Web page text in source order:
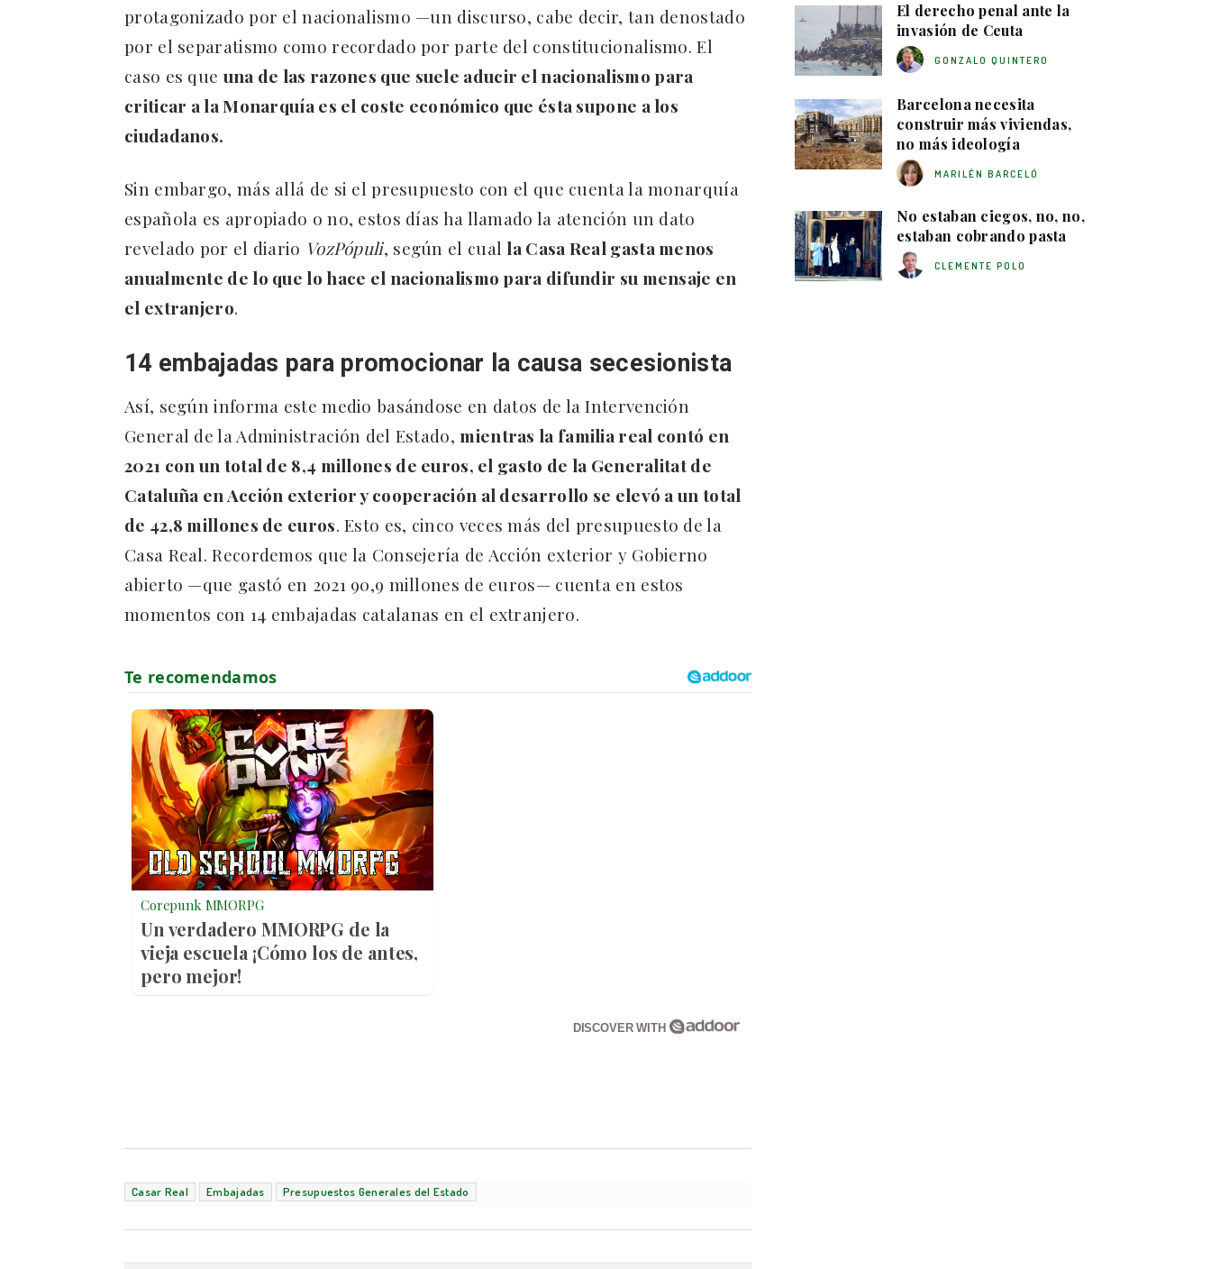
protagonizado por el nacionalismo —un discurso, cabe decir, tan denostado
por el separatismo como recordado por parte del constitucionalismo. El
caso es que una de las razones que suele aducir el nacionalismo para
criticar a la Monarquía es el coste económico que ésta supone a los
ciudadanos.
Sin embargo, más allá de si el presupuesto con el que cuenta la monarquía
española es apropiado o no, estos días ha llamado la atención un dato
revelado por el diario VozPópuli, según el cual la Casa Real gasta menos
anualmente de lo que lo hace el nacionalismo para difundir su mensaje en
el extranjero.
14 embajadas para promocionar la causa secesionista
Así, según informa este medio basándose en datos de la Intervención
General de la Administración del Estado, mientras la familia real contó en
2021 con un total de 8,4 millones de euros, el gasto de la Generalitat de
Cataluña en Acción exterior y cooperación al desarrollo se elevó a un total
de 42,8 millones de euros. Esto es, cinco veces más del presupuesto de la
Casa Real. Recordemos que la Consejería de Acción exterior y Gobierno
abierto —que gastó en 2021 90,9 millones de euros— cuenta en estos
momentos con 14 embajadas catalanas en el extranjero.
Corepunk MMORPG
Un verdadero MMORPG de la
vieja escuela ¡Cómo los de antes,
pero mejor!
DISCOVER WITH
Casar Real Embajadas Presupuestos Generales del Estado
El derecho penal ante la
invasión de Ceuta
GONZALO QUINTERO
Barcelona necesita
construir más viviendas,
no más ideología
MARILÉN BARCELÓ
No estaban ciegos, no, no,
estaban cobrando pasta
CLEMENTE POLO